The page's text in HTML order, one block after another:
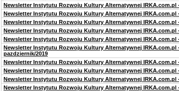
Newsletter Instytutu Rozwoju Kultury Alternatywnej IRKA.com.pl
Newsletter Instytutu Rozwoju Kultury Alternatywnej IRKA.com.pl
Newsletter Instytutu Rozwoju Kultury Alternatywnej IRKA.com.pl
Newsletter Instytutu Rozwoju Kultury Alternatywnej IRKA.com.pl
Newsletter Instytutu Rozwoju Kultury Alternatywnej IRKA.com.pl
Newsletter Instytutu Rozwoju Kultury Alternatywnej IRKA.com.pl
pazdziernik/2019
Newsletter Instytutu Rozwoju Kultury Alternatywnej IRKA.com.pl
Newsletter Instytutu Rozwoju Kultury Alternatywnej IRKA.com.pl
Newsletter Instytutu Rozwoju Kultury Alternatywnej IRKA.com.pl
Newsletter Instytutu Rozwoju Kultury Alternatywnej IRKA.com.pl